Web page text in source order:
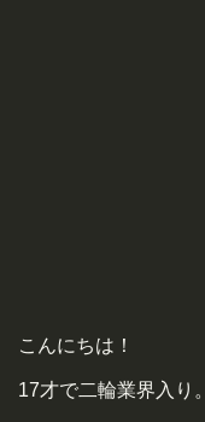
こんにちは！
17才で二輪業界入り。